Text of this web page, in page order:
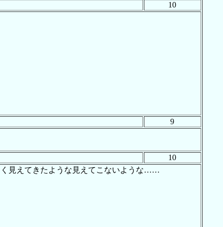
10
9
10
く見えてきたような見えてこないような……